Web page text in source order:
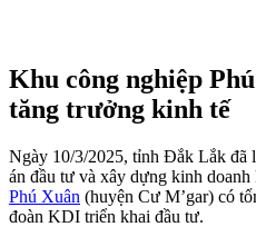
Khu công nghiệp
tăng trưởng kinh tế
Ngày 10/3/2025, tỉnh Đắk Lắk đã
án đầu tư và xây dựng kinh doanh
Phú Xuân (huyện Cư M’gar) có
đoàn KDI triển khai đầu tư.